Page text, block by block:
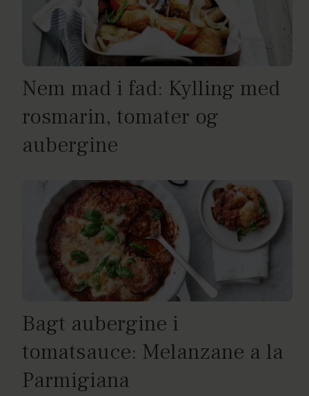
Nem mad i fad: Kylling med
rosmarin, tomater og
aubergine
Bagt aubergine i
tomatsauce: Melanzane a la
Parmigiana